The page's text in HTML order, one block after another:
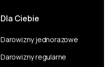
Dla Ciebie
Darowizny jednorazowe
Darowizny regularne